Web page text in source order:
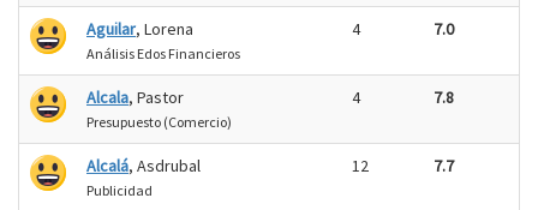
Aguilar, Lorena
Análisis Edos Financieros
4 7.0
Alcala, Pastor
Presupuesto (Comercio)
4 7.8
Alcalá, Asdrubal
Publicidad
12 7.7